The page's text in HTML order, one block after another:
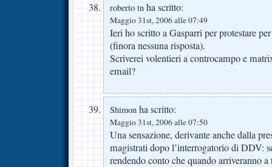
roberto tn ha scritto:
Maggio 31st, 2006 alle 07:49
Ieri ho scritto a Gasparri per protestare
(finora nessuna risposta).
Scriverei volentieri a controcampo e
email?
Shimon ha scritto:
Maggio 31st, 2006 alle 07:50
Una sensazione, derivante anche dalla
magistrati dopo l’interrogatorio di DDV:
rendendo conto che quando arriveranno